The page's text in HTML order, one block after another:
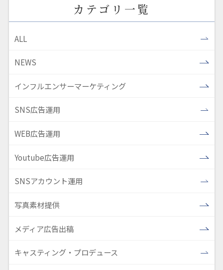
カテゴリ一覧
ALL
NEWS
インフルエンサーマーケティング
SNS広告運用
WEB広告運用
Youtube広告運用
SNSアカウント運用
写真素材提供
メディア広告出稿
キャスティング・プロデュース